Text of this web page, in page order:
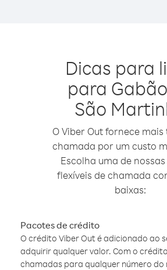
Dicas para
para
São
O Viber Out fornece
chamada por um custo
Escolha uma de
flexíveis de chamada
baixas:
Pacotes de crédito
O crédito Viber Out é adicionado ao
adquirir qualquer valor. Com o
chamadas para qualquer número do